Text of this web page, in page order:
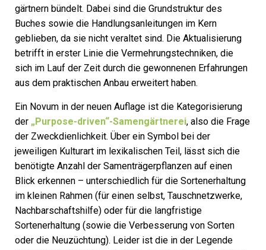
gärtnern bündelt. Dabei sind die Grundstruktur des
Buches sowie die Handlungsanleitungen im Kern
geblieben, da sie nicht veraltet sind. Die Aktualisierung
betrifft in erster Linie die Vermehrungstechniken, die
sich im Lauf der Zeit durch die gewonnenen Erfahrungen
aus dem praktischen Anbau erweitert haben.
Ein Novum in der neuen Auflage ist die Kategorisierung
der „Purpose-driven“-Samengärtnerei, also die Frage
der Zweckdienlichkeit. Über ein Symbol bei der
jeweiligen Kulturart im lexikalischen Teil, lässt sich die
benötigte Anzahl der Samenträgerpflanzen auf einen
Blick erkennen – unterschiedlich für die Sortenerhaltung
im kleinen Rahmen (für einen selbst, Tauschnetzwerke,
Nachbarschaftshilfe) oder für die langfristige
Sortenerhaltung (sowie die Verbesserung von Sorten
oder die Neuzüchtung). Leider ist die in der Legende